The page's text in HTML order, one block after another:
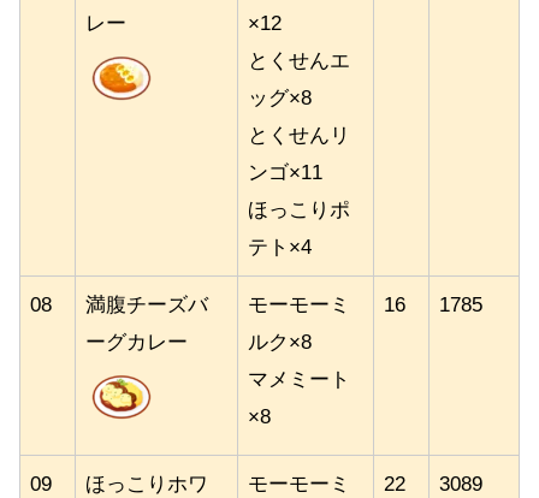
レー
×12
とくせんエ
ッグ×8
とくせんリ
ンゴ×11
ほっこりポ
テト×4
08
満腹チーズバ
ーグカレー
モーモーミ
ルク×8
マメミート
×8
16 1785
09
ほっこりホワ
モーモーミ
22 3089